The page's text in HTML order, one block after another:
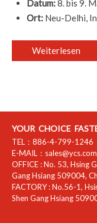
Datum:8. bis 9.
Ort: Neu-Delhi,
Weiterlesen
YOUR CHOICE
TEL： 886-4-799-1246
E-MAIL：
OFFICE :No. 53, Hsing
Gang Hsiang 509004,
FACTORY :No.56-1,
Shen Gang Hsiang